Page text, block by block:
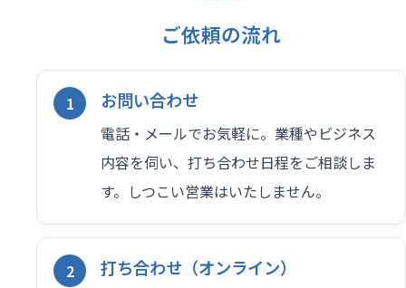
ご依頼の流れ
お問い合わせ
電話・メールでお気軽に。業種やビジネス
内容を伺い、打ち合わせ日程をご相談しま
す。しつこい営業はいたしません。
打ち合わせ（オンライン）